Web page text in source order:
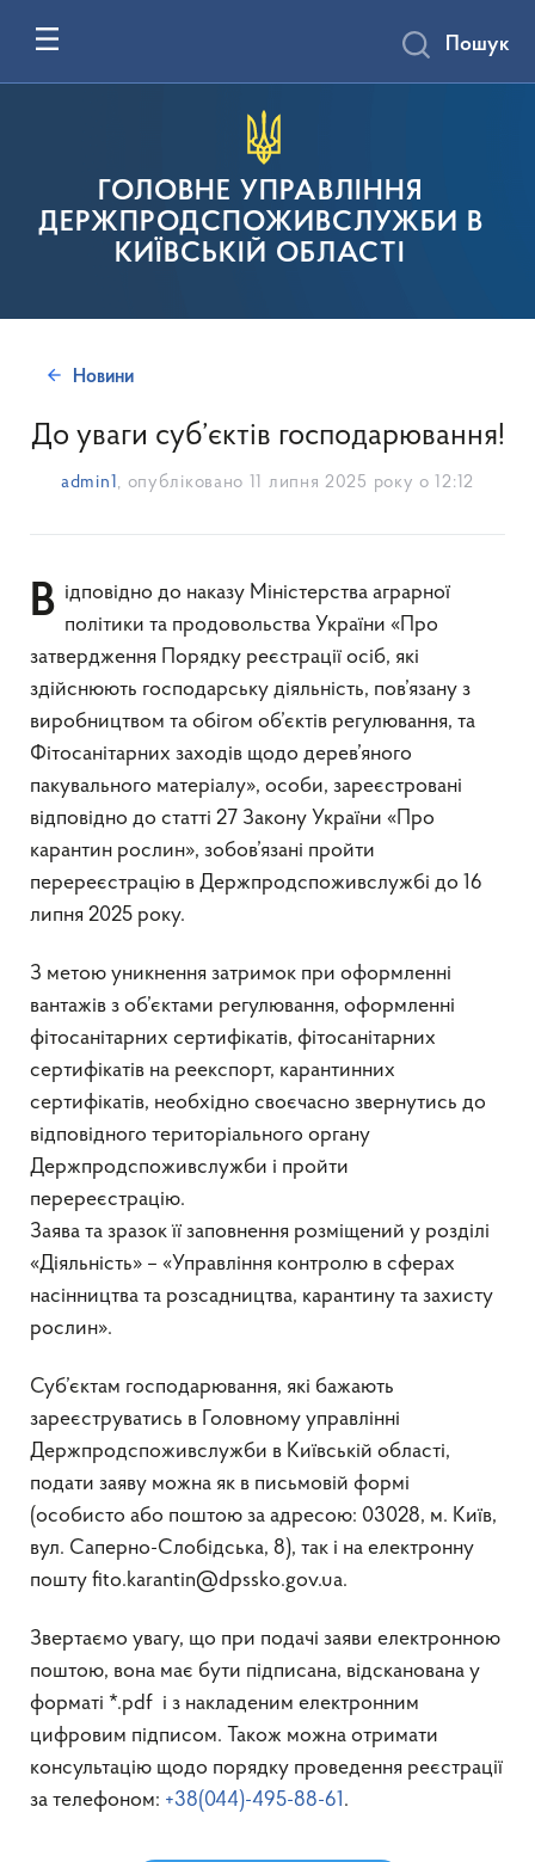
ГОЛОВНЕ УПРАВЛІННЯ
ДЕРЖПРОДСПОЖИВСЛУЖБИ В
КИЇВСЬКІЙ ОБЛАСТІ
Пошук
Новини
До уваги суб’єктів господарювання!
admin1, опубліковано 11 липня 2025 року о 12:12
Відповідно до наказу Міністерства аграрної політики та продовольства України «Про
затвердження Порядку реєстрації осіб, які
здійснюють господарську діяльність, пов’язану з
виробництвом та обігом об’єктів регулювання, та
Фітосанітарних заходів щодо дерев’яного
пакувального матеріалу», особи, зареєстровані
відповідно до статті 27 Закону України «Про
карантин рослин», зобов’язані пройти
перереєстрацію в Держпродспоживслужбі до 16
липня 2025 року.
З метою уникнення затримок при оформленні
вантажів з об’єктами регулювання, оформленні
фітосанітарних сертифікатів, фітосанітарних
сертифікатів на реекспорт, карантинних
сертифікатів, необхідно своєчасно звернутись до
відповідного територіального органу
Держпродспоживслужби і пройти
перереєстрацію.
Заява та зразок її заповнення розміщений у розділі
«Діяльність» – «Управління контролю в сферах
насінництва та розсадництва, карантину та захисту
рослин».
Суб’єктам господарювання, які бажають
зареєструватись в Головному управлінні
Держпродспоживслужби в Київській області,
подати заяву можна як в письмовій формі
(особисто або поштою за адресою: 03028, м. Київ,
вул. Саперно-Слобідська, 8), так і на електронну
пошту fito.karantin@dpssko.gov.ua.
Звертаємо увагу, що при подачі заяви електронною
поштою, вона має бути підписана, відсканована у
форматі *.pdf і з накладеним електронним
цифровим підписом. Також можна отримати
консультацію щодо порядку проведення реєстрації
за телефоном: +38(044)-495-88-61.